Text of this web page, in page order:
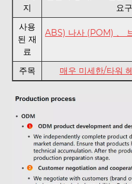
지
요
사용
된 재
료
ABS) 나사 (POM) 、
주목 매우 미세한/타워